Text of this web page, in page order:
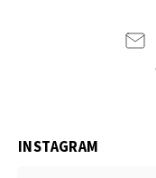
INSTAGRAM